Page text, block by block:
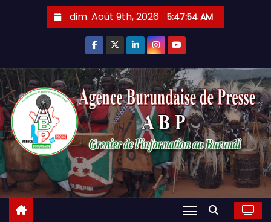
dim. Août 9th, 2026 5:47:55 AM